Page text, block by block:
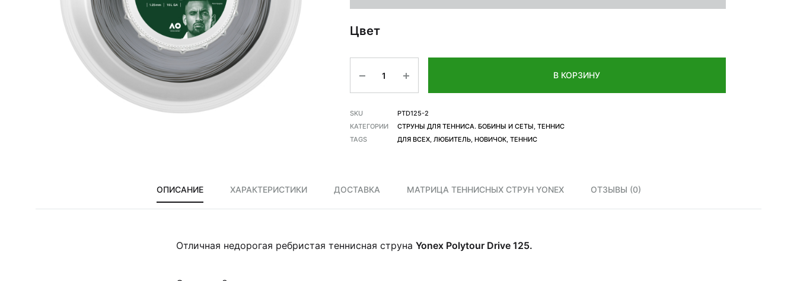
аксессуары
Цвет
В КОРЗИНУ
SKU
PTD125-2
КАТЕГОРИИ
СТРУНЫ ДЛЯ ТЕННИСА. БОБИНЫ И СЕТЫ, ТЕННИС
TAGS
ДЛЯ ВСЕХ, ЛЮБИТЕЛЬ, НОВИЧОК, ТЕННИС
ОПИСАНИЕ ХАРАКТЕРИСТИКИ ДОСТАВКА МАТРИЦА ТЕННИСНЫХ СТРУН YONEX ОТЗЫВЫ (0)
Отличная недорогая ребристая теннисная струна Yonex Polytour Drive 125.